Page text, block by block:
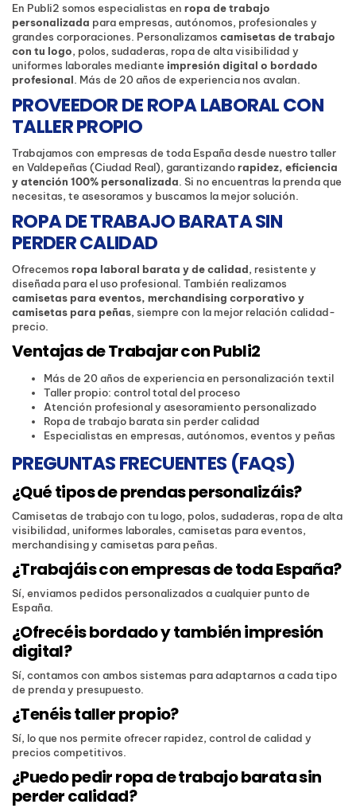
En Publi2 somos especialistas en ropa de trabajo
personalizada para empresas, autónomos, profesionales y
grandes corporaciones. Personalizamos camisetas de trabajo
con tu logo, polos, sudaderas, ropa de alta visibilidad y
uniformes laborales mediante impresión digital o bordado
profesional . Más de 20 años de experiencia nos avalan.
PROVEEDOR DE ROPA LABORAL CON
TALLER PROPIO
Trabajamos con empresas de toda España desde nuestro taller
en Valdepeñas (Ciudad Real), garantizandorapidez, eficiencia
y atención 100% personalizada . Si no encuentras la prenda que
necesitas, te asesoramos y buscamos la mejor solución.
ROPA DE TRABAJO BARATA SIN
PERDER CALIDAD
Ofrecemos ropa laboral barata y de calidad, resistente y
diseñada para el uso profesional. También realizamos
camisetas para eventos, merchandising corporativo y
camisetas para peñas, siempre con la mejor relación calidad-
precio.
Ventajas de Trabajar con Publi2
Más de 20 años de experiencia en personalización textil
Taller propio: control total del proceso
Atención profesional y asesoramiento personalizado
Ropa de trabajo barata sin perder calidad
Especialistas en empresas, autónomos, eventos y peñas
PREGUNTAS FRECUENTES (FAQS)
¿Qué tipos de prendas personalizáis?
Camisetas de trabajo con tu logo, polos, sudaderas, ropa de alta
visibilidad, uniformes laborales, camisetas para eventos,
merchandising y camisetas para peñas.
¿Trabajáis con empresas de toda España?
Sí, enviamos pedidos personalizados a cualquier punto de
España.
¿Ofrecéis bordado y también impresión
digital?
Sí, contamos con ambos sistemas para adaptarnos a cada tipo
de prenda y presupuesto.
¿Tenéis taller propio?
Sí, lo que nos permite ofrecer rapidez, control de calidad y
precios competitivos.
¿Puedo pedir ropa de trabajo barata sin
perder calidad?